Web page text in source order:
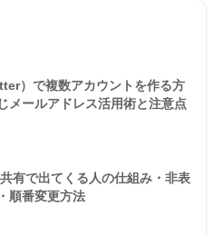
）で複数アカウントを作る方
メールアドレス活用術と注意点
有で出てくる人の仕組み・非表
順番変更方法